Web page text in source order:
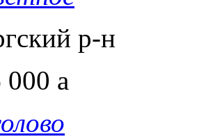
р-н
000 a